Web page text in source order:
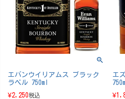
エバンウイリアムス ブラック
ラベル 750ml
¥2,250税込
エ
¥